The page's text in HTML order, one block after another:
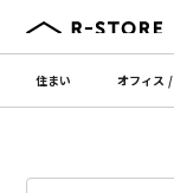
住まい オフィス /